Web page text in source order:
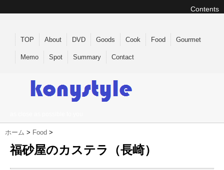
Contents
TOP About DVD Goods Cook Food Gourmet
Memo Spot Summary Contact
ホーム > Food >
福砂屋のカステラ（長崎）